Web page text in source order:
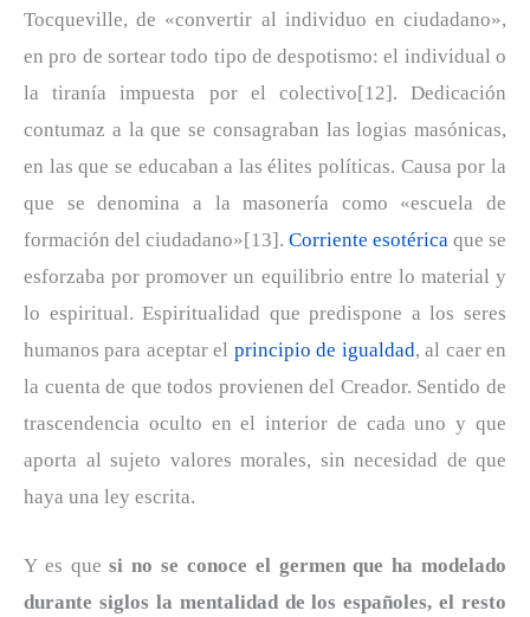
Tocqueville, de «convertir al individuo en ciudadano»,
en pro de sortear todo tipo de despotismo: el individual o
la tiranía impuesta por el colectivo[12]. Dedicación
contumaz a la que se consagraban las logias masónicas,
en las que se educaban a las élites políticas. Causa por la
que se denomina a la masonería como «escuela de
formación del ciudadano»[13]. Corriente esotérica que se
esforzaba por promover un equilibrio entre lo material y
lo espiritual. Espiritualidad que predispone a los seres
humanos para aceptar el principio de igualdad, al caer en
la cuenta de que todos provienen del Creador. Sentido de
trascendencia oculto en el interior de cada uno y que
aporta al sujeto valores morales, sin necesidad de que
haya una ley escrita.
Y es quesi no se conoce el germen que ha modelado
durante siglos la mentalidad de los españoles, el resto